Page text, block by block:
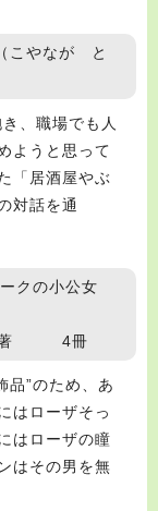
やなが と
、職場でも人
ようと思って
「居酒屋やぶ
対話を通
クの小公女
著 4冊
品”のため、あ
はローザそっ
はローザの瞳
はその男を無